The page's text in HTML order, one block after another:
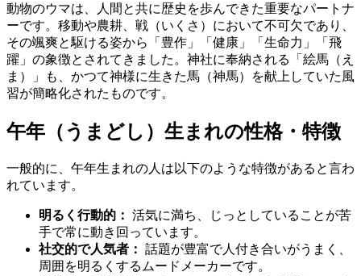
動物のウマは、人間と共に歴史を歩んできた重要なパートナ
ーです。移動や農耕、戦（いくさ）において不可欠であり、
その颯爽と駆ける姿から「豊作」「健康」「生命力」「飛
躍」の象徴とされてきました。神社に奉納される「絵馬（え
ま）」も、かつて神様に生きた馬（神馬）を献上していた風
習が簡略化されたものです。
午年（うまどし）生まれの性格・特徴
一般的に、午年生まれの人は以下のような特徴があると言わ
れています。
明るく行動的： 活気に満ち、じっとしていることが苦
手で常に動き回っています。
社交的で人気者： 話題が豊富で人付き合いがうまく、
周囲を明るくするムードメーカーです。